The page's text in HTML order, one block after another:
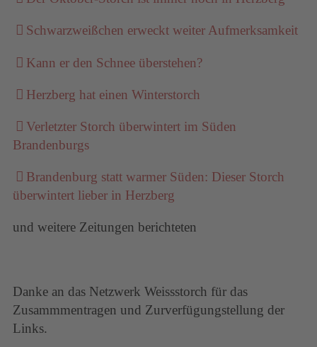
Schwarzweißchen erweckt weiter Aufmerksamkeit
Kann er den Schnee überstehen?
Herzberg hat einen Winterstorch
Verletzter Storch überwintert im Süden
Brandenburgs
Brandenburg statt warmer Süden: Dieser Storch
überwintert lieber in Herzberg
und weitere Zeitungen berichteten
Danke an das Netzwerk Weissstorch für das
Zusammmentragen und Zurverfügungstellung der
Links.